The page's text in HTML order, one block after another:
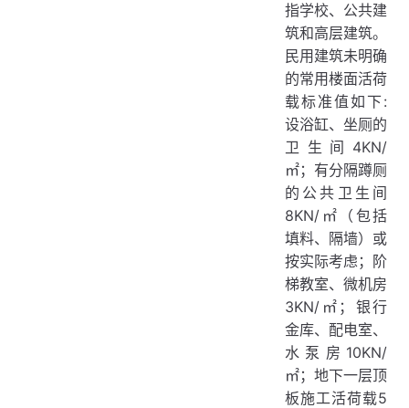
指学校、公共建
筑和高层建筑。
民用建筑未明确
的常用楼面活荷
载标准值如下:
设浴缸、坐厕的
卫生间4KN/
㎡；有分隔蹲厕
的公共卫生间
8KN/㎡（包括
填料、隔墙）或
按实际考虑；阶
梯教室、微机房
3KN/㎡；银行
金库、配电室、
水泵房10KN/
㎡；地下一层顶
板施工活荷载5